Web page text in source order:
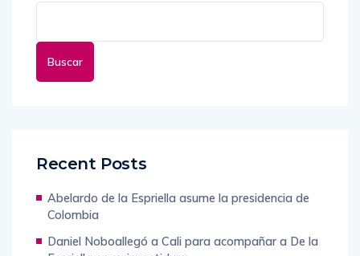
Buscar
Recent Posts
Abelardo de la Espriella asume la presidencia de
Colombia
Daniel Noboallegó a Cali para acompañar a De la